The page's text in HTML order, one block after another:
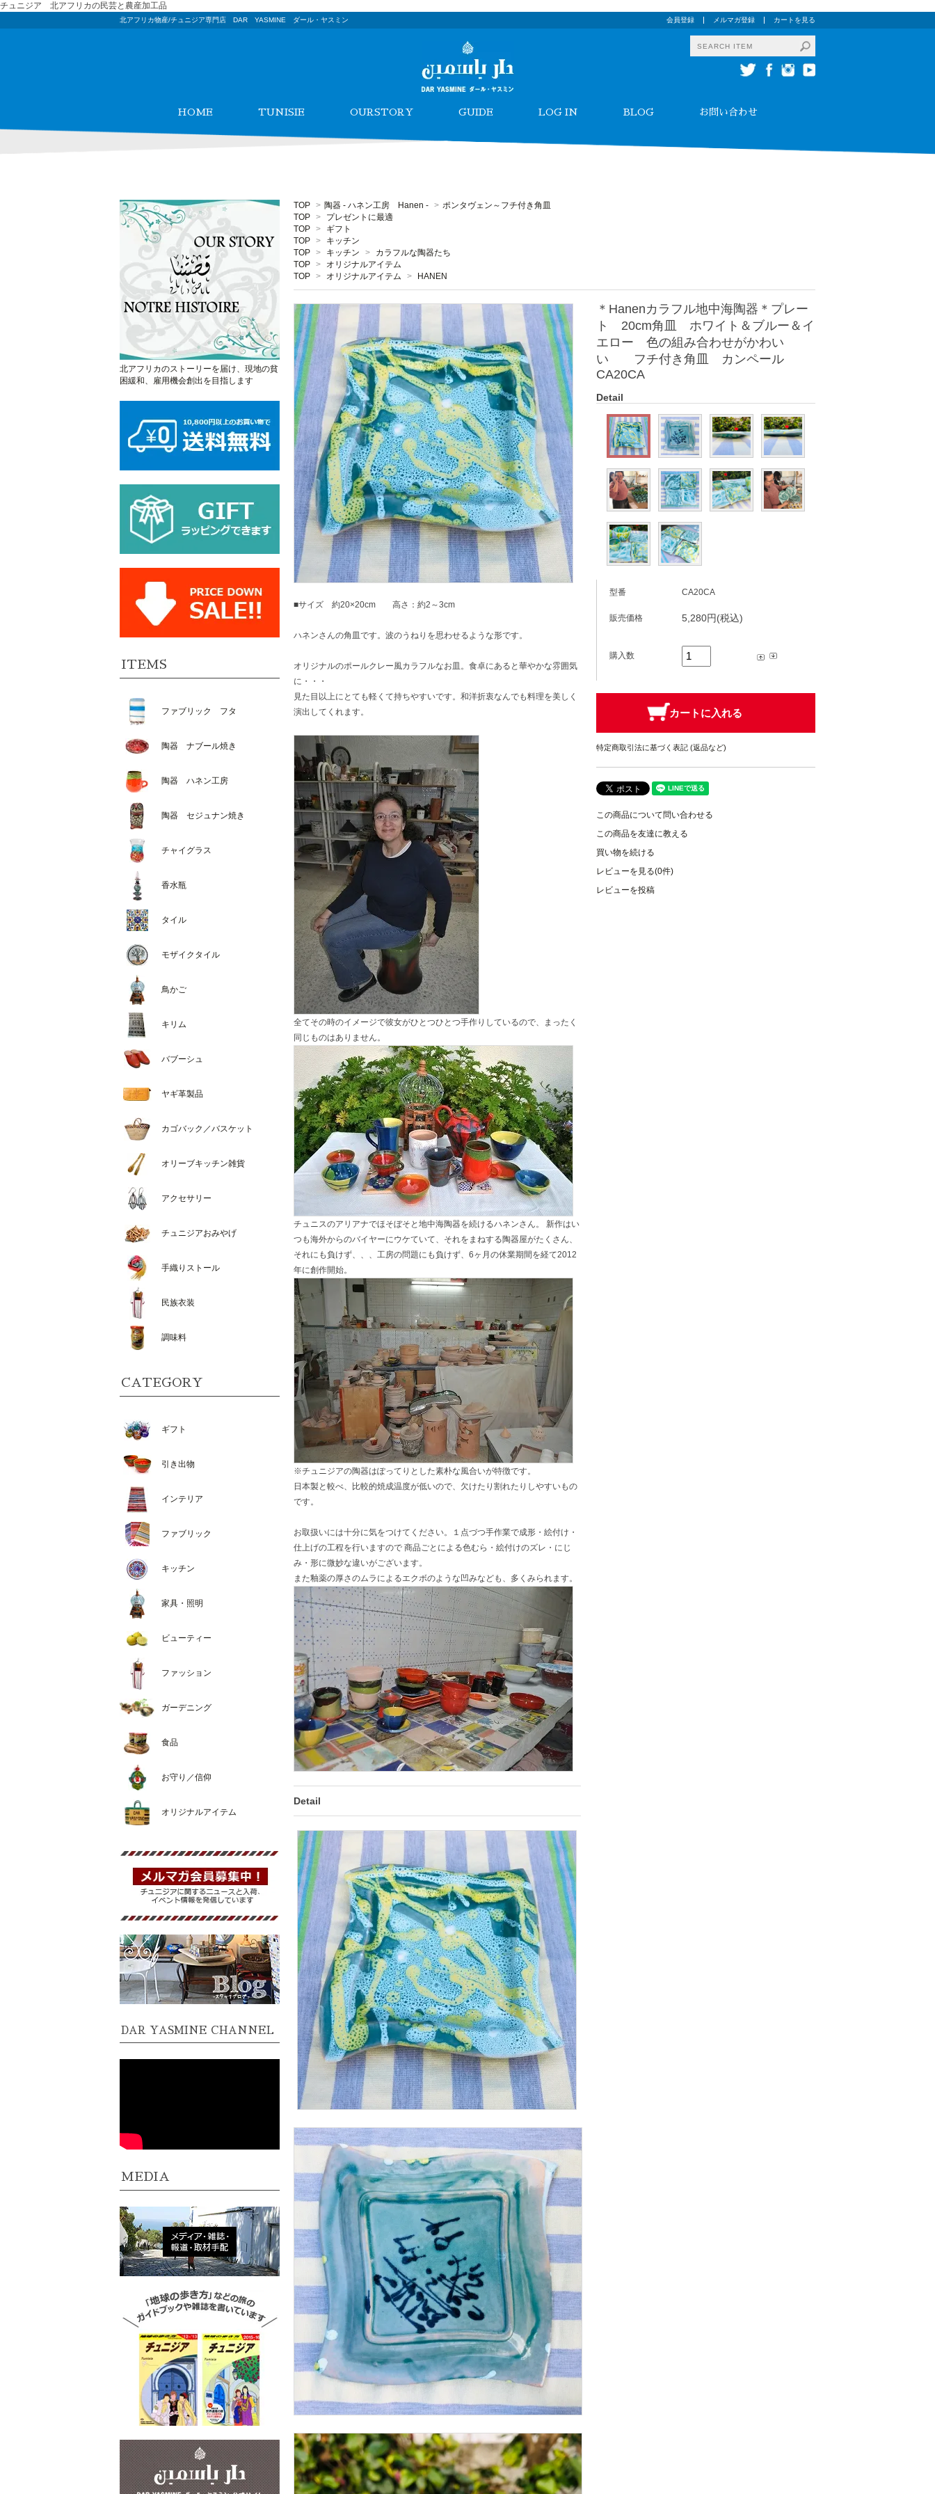
チュニジア 北アフリカの民芸と農産加工品
北アフリカ物産/チュニジア専門店 DAR YASMINE ダール・ヤスミン 会員登録 メルマガ登録 カートを見る
HOME TUNISIE OURSTORY GUIDE LOG IN BLOG お問い合わせ
TOP > 陶器 - ハネン工房 Hanen - > ポンタヴェン～フチ付き角皿
TOP >
プレゼントに最適
TOP >
ギフト
TOP >
キッチン
TOP > キッチン >
カラフルな陶器たち
TOP >
オリジナルアイテム
TOP > オリジナルアイテム > HANEN
＊Hanenカラフル地中海陶器＊プレー
ト 20cm角皿 ホワイト＆ブルー＆イ
エロー 色の組み合わせがかわい
い フチ付き角皿 カンペール
CA20CA
Detail
型番 CA20CA
販売価格 5,280円(税込)
購入数
特定商取引法に基づく表記 (返品など)
この商品について問い合わせる
この商品を友達に教える
買い物を続ける
レビューを見る(0件)
レビューを投稿
■サイズ 約20×20cm 高さ：約2～3cm
ハネンさんの角皿です。波のうねりを思わせるような形です。
オリジナルのポールクレー風カラフルなお皿。食卓にあると華やかな雰囲気
に・・・
見た目以上にとても軽くて持ちやすいです。和洋折衷なんでも料理を美しく
演出してくれます。
全てその時のイメージで彼女がひとつひとつ手作りしているので、まったく
同じものはありません。
チュニスのアリアナでほそぼそと地中海陶器を続けるハネンさん。 新作はい
つも海外からのバイヤーにウケていて、それをまねする陶器屋がたくさん、
それにも負けず、、、工房の問題にも負けず、6ヶ月の休業期間を経て2012
年に創作開始。
※チュニジアの陶器はぽってりとした素朴な風合いが特徴です。
日本製と較べ、比較的焼成温度が低いので、欠けたり割れたりしやすいもの
です。
お取扱いには十分に気をつけてください。１点づつ手作業で成形・絵付け・
仕上げの工程を行いますので 商品ごとによる色むら・絵付けのズレ・にじ
み・形に微妙な違いがございます。
また釉薬の厚さのムラによるエクボのような凹みなども、多くみられます。
Detail
北アフリカのストーリーを届け、現地の貧
困緩和、雇用機会創出を目指します
ITEMS
ファブリック フタ
陶器 ナブール焼き
陶器 ハネン工房
陶器 セジュナン焼き
チャイグラス
香水瓶
タイル
モザイクタイル
鳥かご
キリム
バブーシュ
ヤギ革製品
カゴバック／バスケット
オリーブキッチン雑貨
アクセサリー
チュニジアおみやげ
手織りストール
民族衣装
調味料
CATEGORY
ギフト
引き出物
インテリア
ファブリック
キッチン
家具・照明
ビューティー
ファッション
ガーデニング
食品
お守り／信仰
オリジナルアイテム
DAR YASMINE CHANNEL
MEDIA